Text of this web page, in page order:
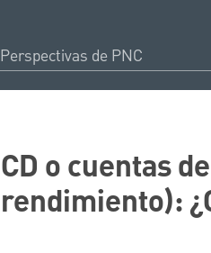
CD o cuentas
rendimiento):